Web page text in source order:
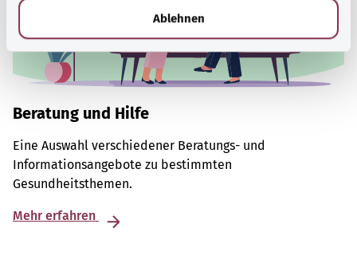
Ablehnen
Beratung und Hilfe
Eine Auswahl verschiedener Beratungs- und
Informationsangebote zu bestimmten
Gesundheitsthemen.
Mehr erfahren